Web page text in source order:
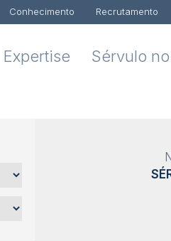
Conhecimento Recrutamento
Expertise Sérvulo